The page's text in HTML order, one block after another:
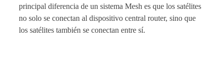
principal diferencia de un sistema Mesh es que los satélites
no solo se conectan al dispositivo central router, sino que
los satélites también se conectan entre sí.